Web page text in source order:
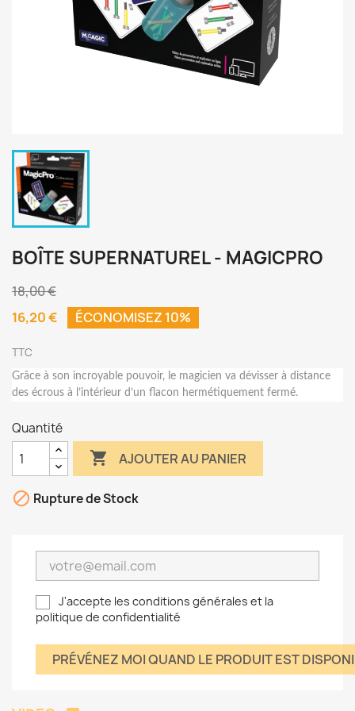
BOÎTE SUPERNATUREL - MAGICPRO
18,00 €
16,20 €
ÉCONOMISEZ 10%
TTC
Grâce à son incroyable pouvoir, le magicien va dévisser à distance
des écrous à l’intérieur d’un flacon hermétiquement fermé.
Quantité
 AJOUTER AU PANIER
 Rupture de Stock
J'accepte les conditions générales et la
politique de confidentialité
PRÉVÉNEZ MOI QUAND LE PRODUIT EST